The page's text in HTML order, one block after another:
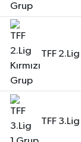
TFF 2.Lig
TFF